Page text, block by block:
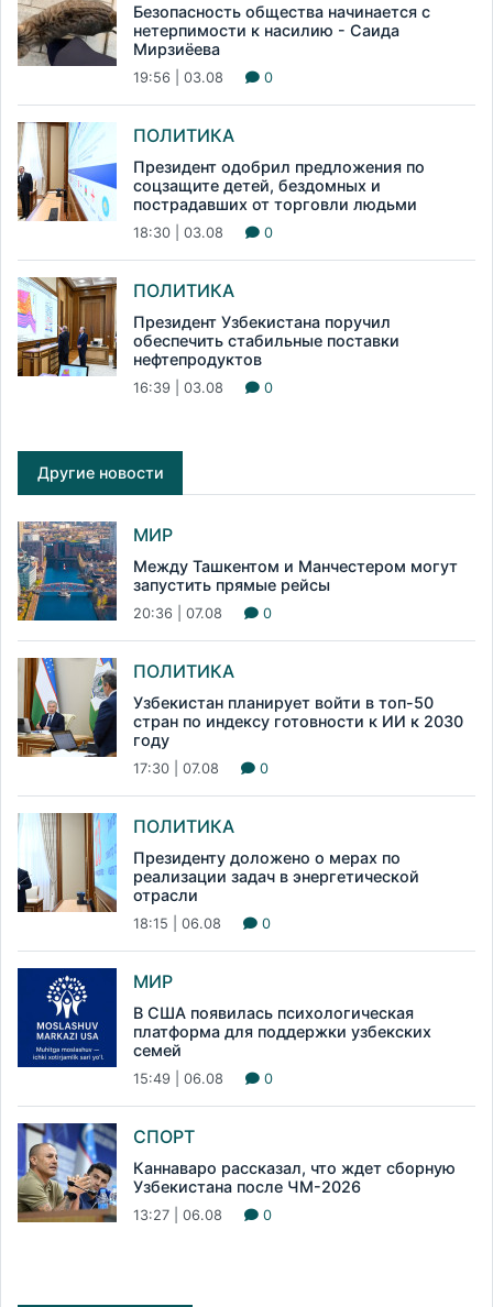
Безопасность общества начинается с
нетерпимости к насилию - Саида
Мирзиёева
19:56 | 03.08 0
ПОЛИТИКА
Президент одобрил предложения по
соцзащите детей, бездомных и
пострадавших от торговли людьми
18:30 | 03.08 0
ПОЛИТИКА
Президент Узбекистана поручил
обеспечить стабильные поставки
нефтепродуктов
16:39 | 03.08 0
Другие новости
МИР
Между Ташкентом и Манчестером могут
запустить прямые рейсы
20:36 | 07.08 0
ПОЛИТИКА
Узбекистан планирует войти в топ-50
стран по индексу готовности к ИИ к 2030
году
17:30 | 07.08 0
ПОЛИТИКА
Президенту доложено о мерах по
реализации задач в энергетической
отрасли
18:15 | 06.08 0
МИР
В США появилась психологическая
платформа для поддержки узбекских
семей
15:49 | 06.08 0
СПОРТ
Каннаваро рассказал, что ждет сборную
Узбекистана после ЧМ-2026
13:27 | 06.08 0